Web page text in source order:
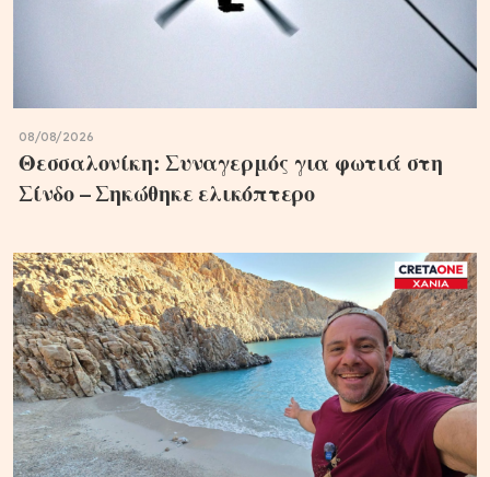
08/08/2026
Θεσσαλονίκη: Συναγερμός για φωτιά στη
Σίνδο – Σηκώθηκε ελικόπτερο